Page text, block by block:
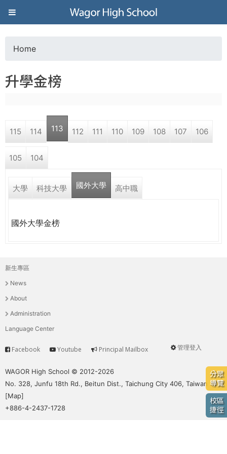
Jump to navigation
葳
格
高
學
培
養
具
國
移
動
的
世
界
公
o
a
r
e
r
e
Home
升學金榜
115 114 113 112 111 110 109 108 107 106
105 104
大學 科技大學 國外大學 高中職
國外大學金榜
分眾
導覽
校區
捷徑
主
選
單
新生專區
News
About
Administration
Language Center
User
管理登入
Service
Facebook Youtube Principal Mailbox
WAGOR High School © 2012-2026
No. 328, Junfu 18th Rd., Beitun Dist., Taichung City 406, Taiwan
[Map]
+886-4-2437-1728